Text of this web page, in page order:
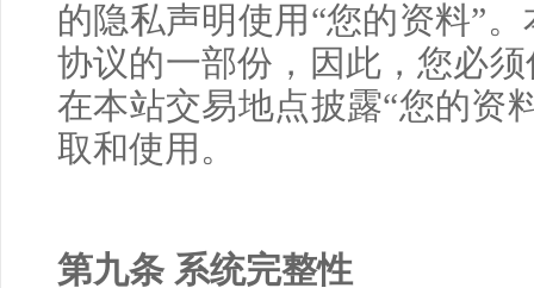
的隐私声明使用 “您的资料”
协议的一部份，因此，您必
在本站交易地点披露“您的资
取和使用。
第九条 系统完整性